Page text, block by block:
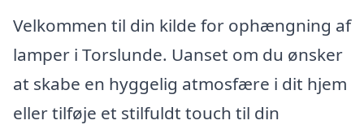
Velkommen til din kilde for ophængning af
lamper i Torslunde. Uanset om du ønsker
at skabe en hyggelig atmosfære i dit hjem
eller tilføje et stilfuldt touch til din